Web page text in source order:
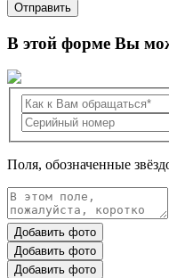
Отправить
В этой форме Вы
Поля, обозначенные
Добавить фото
Добавить фото
Добавить фото